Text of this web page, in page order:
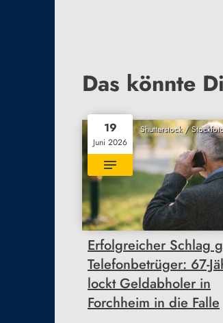
Das könnte
Shutterstock /
19
Juni 2026
Erfolgreicher Schlag
Telefonbetrüger: 67-
lockt Geldabholer in
Forchheim in die Falle